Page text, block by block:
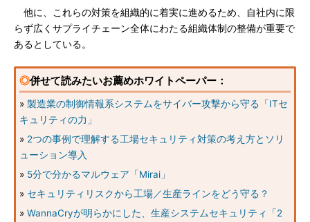
他に、これらの対策を組織的に着実に進めるため、自社内に限
らず広くサプライチェーン全体にわたる組織体制の整備が重要で
あるとしている。
◎併せて読みたいお薦めホワイトペーパー：
» 製造業の制御情報系システムをサイバー攻撃から守る「ITセ
キュリティの力」
» 2つの事例で理解する工場セキュリティ対策の考え方とソリ
ューション導入
» 5分で分かるマルウェア「Mirai」
» セキュリティリスクから工場／生産ラインをどう守る？
» WannaCryが明らかにした、生産システムセキュリティ「2